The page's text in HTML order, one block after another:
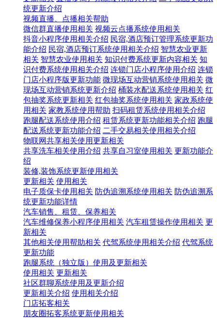
统更新介绍
视频直播、点播相关帮助
微信群直播使用相关 视频云点播系统使用相关
抖音小程序使用相关介绍 民宿,酒店预订管理系统更新功
能介绍 民宿,酒店预订系统使用相关介绍 智慧农业更新
相关 智慧农业使用相关 知识付费系统更新内容相关 知
识付费系统使用相关介绍 连锁门店小程序使用介绍 连锁
门店小程序版更新功能 微现场互动营销系统使用相关 微
现场互动营销系统更新介绍 桶装水配送系统使用相关 红
包抽奖系统更新相关 红包抽奖系统使用相关 家政系统使
用相关 家教系统使用帮助 扫码租赁系统使用相关介绍
跑腿配送系统使用介绍 租赁系统更新功能相关介绍 跑腿
配送系统更新功能介绍 二手交易相关使用相关介绍
物联网共享相关使用更新相关
共享洗车相关使用介绍 共享自习室使用相关 更新功能介
绍
装修,装饰系统更新使用相关
更新相关 使用相关
电子质保卡使用相关 防伪追溯系统使用相关 防伪追溯系
统更新功能详情
汽车销售、租赁、保养相关
汽车维修保养小程序使用相关 汽车租赁操作使用相关 更
新相关
其他相关使用帮助相关 代驾系统使用相关介绍 代驾系统
更新功能
跑腿系统（独立版）使用及更新相关
使用相关 更新相关
社区群聊系统使用及更新介绍
更新相关介绍 使用相关介绍
门店拓客相关
朋友圈拓客系统更新使用相关